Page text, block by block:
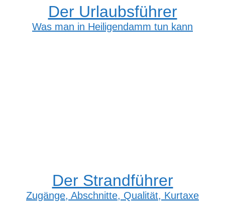
Der Urlaubsführer
Was man in Heiligendamm tun kann
Der Strandführer
Zugänge, Abschnitte, Qualität, Kurtaxe